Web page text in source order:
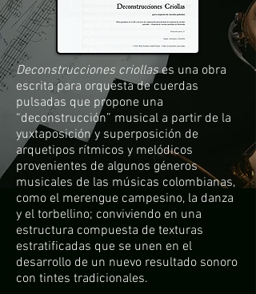
Deconstrucciones criollases una obra
escrita para orquesta de cuerdas
pulsadas que propone una
“deconstrucción” musical a partir de la
yuxtaposición y superposición de
arquetipos rítmicos y melódicos
provenientes de algunos géneros
musicales de las músicas colombianas,
como el merengue campesino, la danza
y el torbellino; conviviendo en una
estructura compuesta de texturas
estratificadas que se unen en el
desarrollo de un nuevo resultado sonoro
con tintes tradicionales.